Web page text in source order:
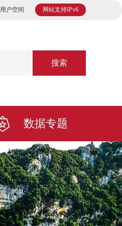
网站支持IPv6
用户空间
搜索
数据专题